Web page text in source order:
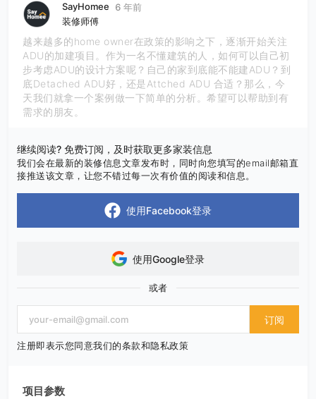
SayHomee
6 年前
装修师傅
越来越多的home owner在政策的影响之下，逐渐开始关注
ADU的加建项目。作为一名不懂建筑的人，如何可以自己初
步考虑ADU的设计方案呢？自己的家到底能不能建ADU？到
底Detached ADU好，还是Attched ADU 合适？那么，今
天我们就拿一个案例做一下简单的分析。希望可以帮助到有
需求的朋友。
继续阅读? 免费订阅，及时获取更多家装信息
我们会在最新的装修信息文章发布时，同时向您填写的email邮箱直
接推送该文章，让您不错过每一次有价值的阅读和信息。
使用Facebook登录
使用Google登录
或者
订阅
注册即表示您同意我们的条款和隐私政策
项目参数